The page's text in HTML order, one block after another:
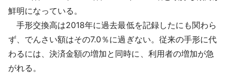
鮮明になっている。
手形交換高は2018年に過去最低を記録したにも関わら
ず、でんさい額はその7.0％に過ぎない。従来の手形に代
わるには、決済金額の増加と同時に、利用者の増加が急
がれる。